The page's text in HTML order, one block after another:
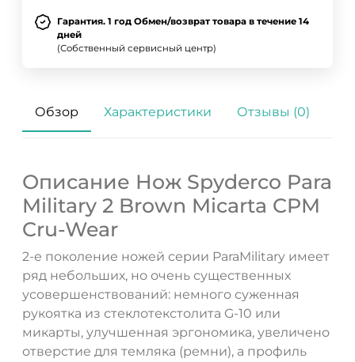
Гарантия. 1 год Обмен/возврат товара в течение 14
дней
(Собственный сервисный центр)
Обзор Характеристики Отзывы (0)
Описание Нож Spyderco Para
Military 2 Brown Micarta CPM
Cru-Wear
2-е поколение ножей серии ParaMilitary имеет
ряд небольших, но очень существенных
усовершенствований: немного суженная
рукоятка из стеклотекстолита G-10 или
микарты, улучшенная эргономика, увеличено
отверстие для темляка (ремни), а профиль
ДА НЕТ